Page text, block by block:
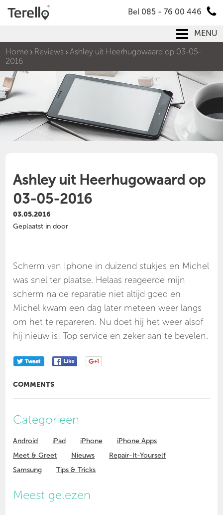
Bel 085 - 76 00 446
MENU
Home
Reviews
Ashley uit Heerhugowaard op 03-05-
2016
Ashley uit Heerhugowaard op
03-05-2016
03.05.2016
Geplaatst in door
Scherm van Iphone in duizend stukjes en Michel
was snel ter plaatse. Helaas reageerde mijn
scherm na de reparatie niet altijd goed en
Michel kwam een dag later meteen weer langs
om het te repareren. Nu doet hij het weer alsof
hij nieuw is! Top service en zeker aan te bevelen.
COMMENTS
Categorieen
Android iPad iPhone
iPhone Apps
Meet & Greet
Nieuws
Repair-It-Yourself
Samsung
Tips & Tricks
Meest gelezen